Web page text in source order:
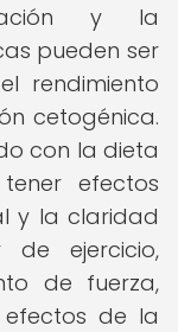
y la
pueden ser
rendimiento
cetogénica.
con la dieta
efectos
y la claridad
ejercicio,
de fuerza,
de la